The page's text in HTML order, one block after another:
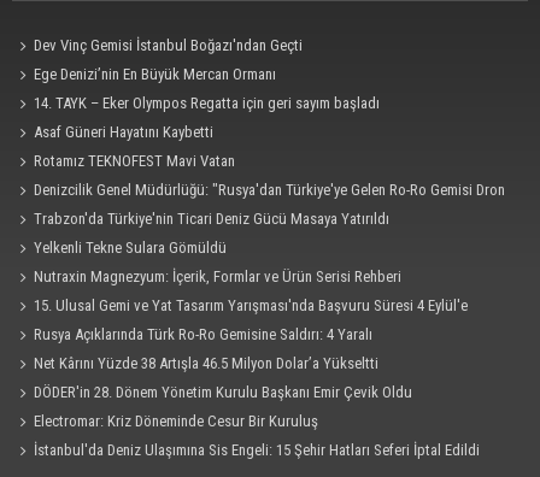
Dev Vinç Gemisi İstanbul Boğazı'ndan Geçti
Ege Denizi’nin En Büyük Mercan Ormanı
14. TAYK – Eker Olympos Regatta için geri sayım başladı
Asaf Güneri Hayatını Kaybetti
Rotamız TEKNOFEST Mavi Vatan
Denizcilik Genel Müdürlüğü: "Rusya'dan Türkiye'ye Gelen Ro-Ro Gemisi Dron
Saldırısına Uğradı"
Trabzon'da Türkiye'nin Ticari Deniz Gücü Masaya Yatırıldı
Yelkenli Tekne Sulara Gömüldü
Nutraxin Magnezyum: İçerik, Formlar ve Ürün Serisi Rehberi
15. Ulusal Gemi ve Yat Tasarım Yarışması'nda Başvuru Süresi 4 Eylül'e
Uzatıldı
Rusya Açıklarında Türk Ro-Ro Gemisine Saldırı: 4 Yaralı
Net Kârını Yüzde 38 Artışla 46.5 Milyon Dolar’a Yükseltti
DÖDER'in 28. Dönem Yönetim Kurulu Başkanı Emir Çevik Oldu
Electromar: Kriz Döneminde Cesur Bir Kuruluş
İstanbul'da Deniz Ulaşımına Sis Engeli: 15 Şehir Hatları Seferi İptal Edildi